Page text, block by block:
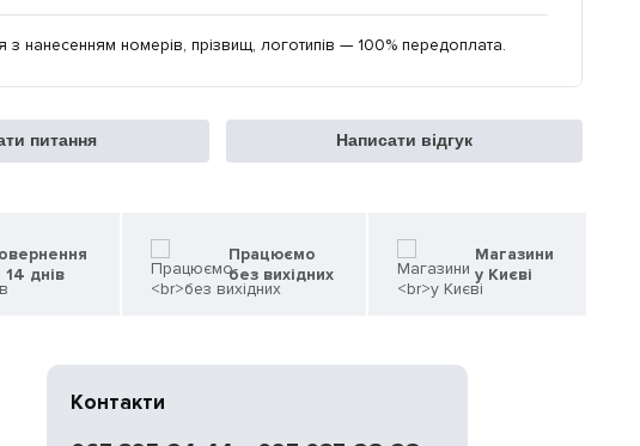
нанесенням номерів, прізвищ, логотипів — 100% передоплата.
питання Написати відгук
днів
Працюємо
без вихідних
Магазини
у Києві
Контакти